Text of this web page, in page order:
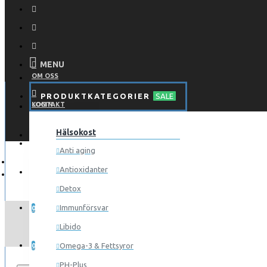
OM OSS
KONTAKT
LOGGA IN
REGISTRERA
0
0
MENU
PRODUKTKATEGORIER SALE
Hälsokost
Anti aging
Antioxidanter
Detox
Immunförsvar
Libido
Omega-3 & Fettsyror
PH-Plus
LOGIN
REGISTER